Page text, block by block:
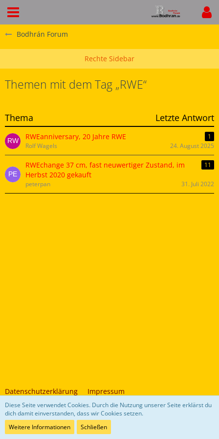
Bodhrán Forum
Themen mit dem Tag „RWE“
Thema Letzte Antwort
RWEanniversary, 20 Jahre RWE
1
Rolf Wagels
24. August 2025
RWEchange 37 cm, fast neuwertiger Zustand, im
Herbst 2020 gekauft
11
peterpan 31. Juli 2022
Datenschutzerklärung Impressum
Community-Software:
Diese Seite verwendet Cookies. Durch die Nutzung unserer Seite erklärst du
dich damit einverstanden, dass wir Cookies setzen.
Weitere Informationen
Schließen